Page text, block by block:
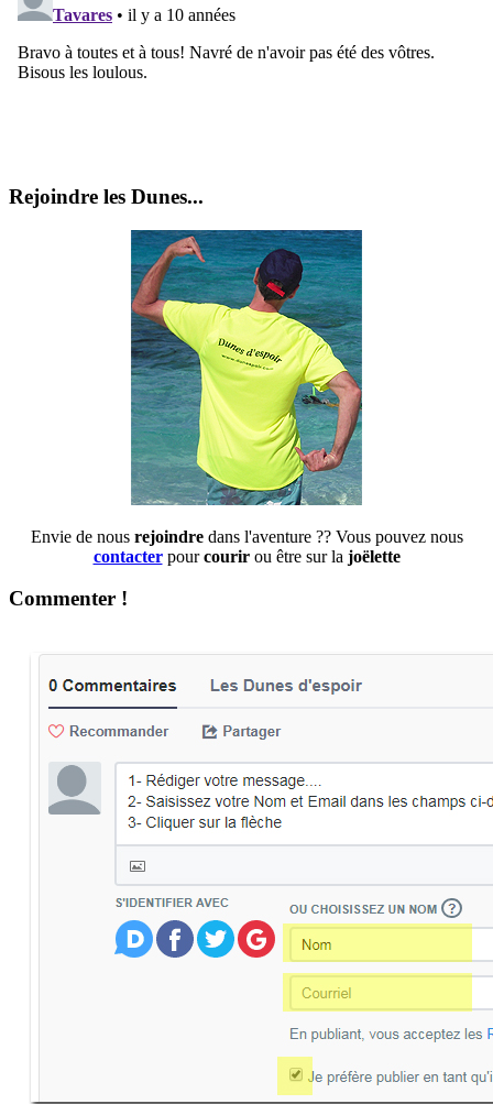
Rejoindre les Dunes...
Envie de nous rejoindre dans l'aventure ?? Vous pouvez nous
contacterpourcourir ou être sur la joëlette
Commenter !